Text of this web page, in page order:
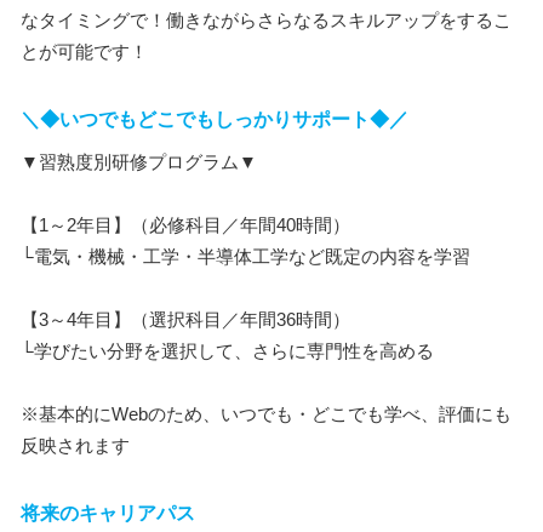
なタイミングで！働きながらさらなるスキルアップをするこ
とが可能です！
＼◆いつでもどこでもしっかりサポート◆／
▼習熟度別研修プログラム▼
【1～2年目】（必修科目／年間40時間）
└電気・機械・工学・半導体工学など既定の内容を学習
【3～4年目】（選択科目／年間36時間）
└学びたい分野を選択して、さらに専門性を高める
※基本的にWebのため、いつでも・どこでも学べ、評価にも
反映されます
将来のキャリアパス